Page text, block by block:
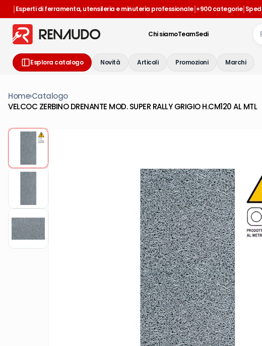
|Esperti di ferramenta, utensileria e minuteria professionale|+900 categorie|
Chi siamoTeamSedi
Esplora catalogo Novità Articoli Promozioni Marchi
Home›Catalogo
VELCOC ZERBINO DRENANTE MOD. SUPER RALLY GRIGIO H.CM120 AL MTL